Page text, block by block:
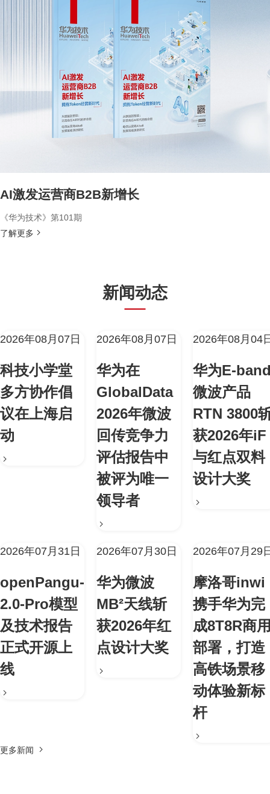
AI激发运营商B2B新增长
《华为技术》第101期
了解更多
新闻动态
2026年08月07日
科技小学堂
多方协作倡
议在上海启
动
2026年08月07日
华为在
GlobalData
2026年微波
回传竞争力
评估报告中
被评为唯一
领导者
2026年08月04
华为E-
微波产品
RTN 3800
获2026年iF
与红点双料
设计大奖
2026年07月31日
openPangu-
2.0-Pro模型
及技术报告
正式开源上
线
2026年07月30日
华为微波
MB²天线斩
获2026年红
点设计大奖
2026年07月29
摩洛哥inwi
携手华为完
成8T8R商
部署，打造
高铁场景移
动体验新标
杆
更多新闻